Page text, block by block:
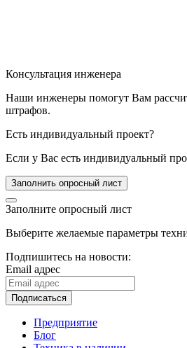
Консультация инженера
Наши инженеры помогут Вам
штрафов.
Есть индивидуальный проект?
Если у Вас есть индивидуальный
Заполнить опросный лист
Заполните опросный лист
Выберите желаемые параметры
Подпишитесь на новости:
Email адрес
Подписаться
Предприятие
Блог